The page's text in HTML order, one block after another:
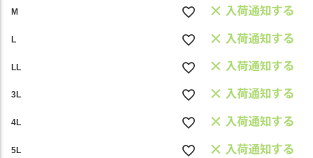
M
L
LL
3L
4L
5L